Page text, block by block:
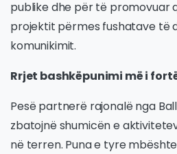
publike dhe për të promovuar
projektit përmes fushatave të
komunikimit.
Rrjet bashkëpunimi më i
Pesë partnerë rajonalë nga
zbatojnë shumicën e
në terren. Puna e tyre